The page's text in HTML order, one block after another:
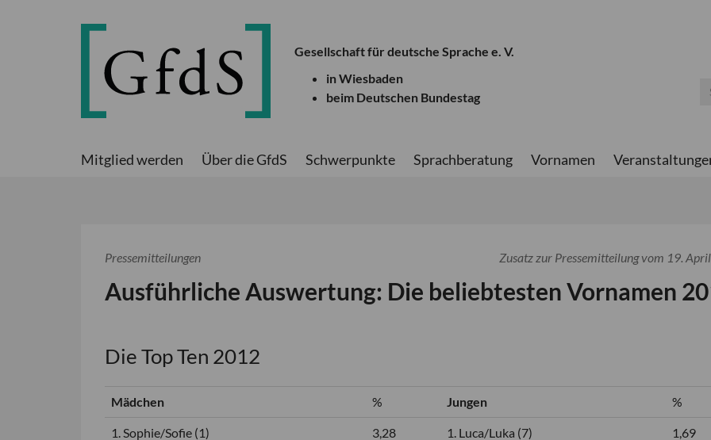
Gesellschaft für deutsche Sprache e. V.
in Wiesbaden
beim Deutschen Bundestag
Mitglied werden Über die GfdS Schwerpunkte Sprachberatung Vornamen
Pressemitteilungen Zusatz zur Pressemitteilung vom 19.
Ausführliche Auswertung: Die beliebtesten Vornamen
Die Top Ten 2012
Mädchen % Jungen %
1. Sophie/Sofie (1) 3,28 1. Luca/Luka (7) 1,69